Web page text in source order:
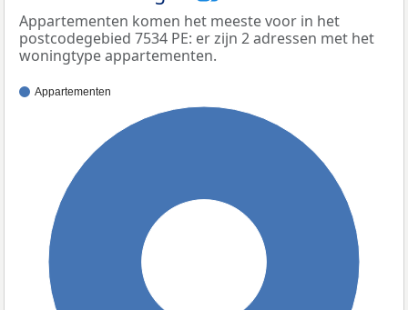
Appartementen komen het meeste voor in het
postcodegebied 7534 PE: er zijn 2 adressen met het
woningtype appartementen.
Appartementen